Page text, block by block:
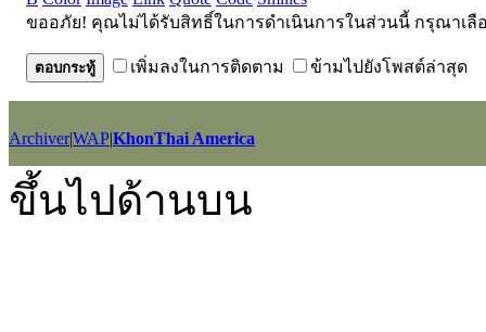
ขออภัย! คุณไม่ได้รับสิทธิ์ในการดำเนินการในส่วนนี้ กรุณาเลื
ตอบกระทู้ เพิ่มลงในการติดตาม ข้ามไปยังโพสต์ล่าสุด
Archiver|WAP|KhonThai America
GMT+7, 2026-8-6 23:20
Powered by Discuz! X2.5Language by
ขึ้นไปด้านบน